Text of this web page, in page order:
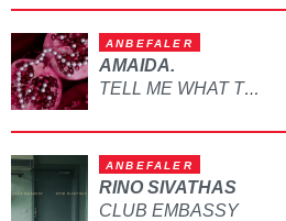
ANBEFALER
AMAIDA.
TELL ME WHAT TO DO
ANBEFALER
RINO SIVATHAS
CLUB EMBASSY